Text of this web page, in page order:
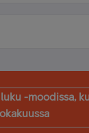
-moodissa,